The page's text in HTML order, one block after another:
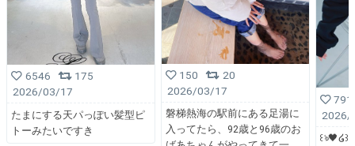
6546
175
2026/03/17
たまにする天パっぽい髪型ピ
トーみたいですき
150
20
2026/03/17
磐梯熱海の駅前にある足湯に
入ってたら、92歳と96歳のお
791
2026/
꒰ঌ🖤໒꒱